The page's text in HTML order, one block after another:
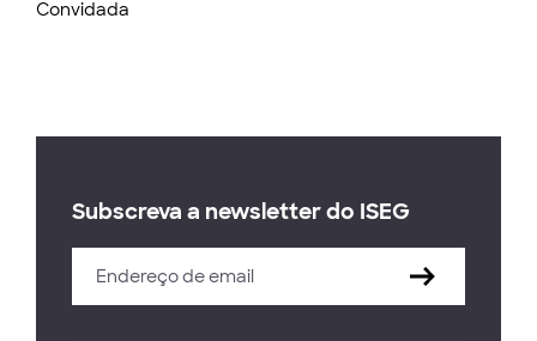
Convidada
Subscreva a newsletter do ISEG